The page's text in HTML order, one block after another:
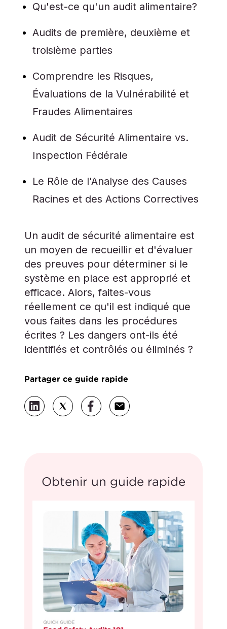
Qu'est-ce qu'un audit alimentaire?
Audits de première, deuxième et
troisième parties
Comprendre les Risques,
Évaluations de la Vulnérabilité et
Fraudes Alimentaires
Audit de Sécurité Alimentaire vs.
Inspection Fédérale
Le Rôle de l'Analyse des Causes
Racines et des Actions Correctives
Un audit de sécurité alimentaire est
un moyen de recueillir et d'évaluer
des preuves pour déterminer si le
système en place est approprié et
efficace. Alors, faites-vous
réellement ce qu'il est indiqué que
vous faites dans les procédures
écrites ? Les dangers ont-ils été
identifiés et contrôlés ou éliminés ?
Partager ce guide rapide
Obtenir un guide rapide